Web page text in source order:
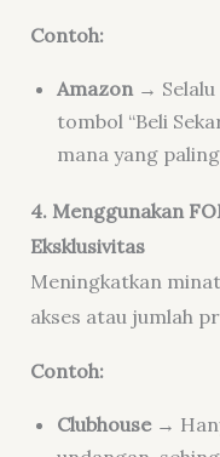
Contoh:
Amazon→ Selalu
tombol “Beli
mana yang
4. Menggunakan
Eksklusivitas
Meningkatkan
akses atau jumlah
Contoh:
Clubhouse→